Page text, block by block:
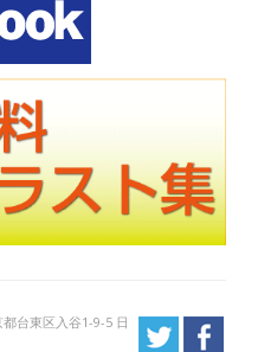
台東区入谷1-9-5 日